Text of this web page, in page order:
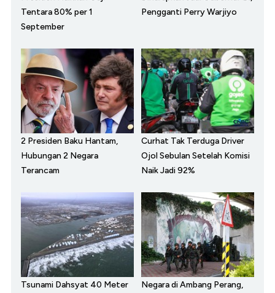
Tentara 80% per 1
September
Pengganti Perry Warjiyo
2 Presiden Baku Hantam,
Hubungan 2 Negara
Terancam
Curhat Tak Terduga Driver
Ojol Sebulan Setelah Komisi
Naik Jadi 92%
Tsunami Dahsyat 40 Meter
Negara di Ambang Perang,